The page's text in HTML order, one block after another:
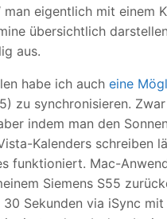
man eigentlich mit einem
übersichtlich
aus.
habe ich auch eine
zu synchronisieren.
indem man den
Kalenders schreiben
funktioniert. Mac-
Siemens S55
Sekunden via iSync